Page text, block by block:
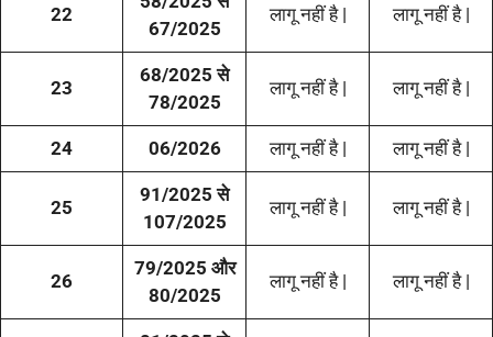
22
67/2025
लागू नहीं है | लागू नहीं है |
23
68/2025 से
78/2025
लागू नहीं है | लागू नहीं है |
24 06/2026 लागू नहीं है | लागू नहीं है |
25
91/2025 से
107/2025
लागू नहीं है | लागू नहीं है |
26
79/2025 और
80/2025
लागू नहीं है | लागू नहीं है |